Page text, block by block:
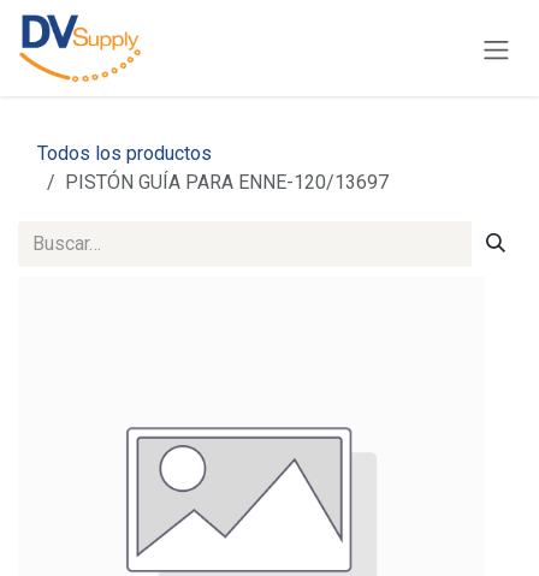
Ir al contenido
Todos los productos
PISTÓN GUÍA PARA ENNE-120/13697